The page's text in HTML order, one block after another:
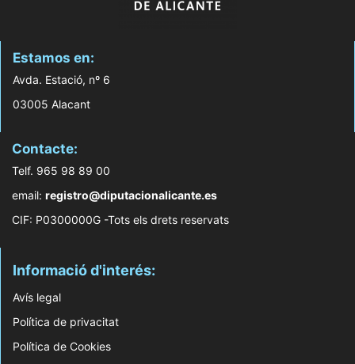
Estamos en:
Avda. Estació, nº 6
03005 Alacant
Contacte:
Telf. 965 98 89 00
email: registro@diputacionalicante.es
CIF: P0300000G -Tots els drets reservats
Informació d'interés:
Avís legal
Política de privacitat
Política de Cookies